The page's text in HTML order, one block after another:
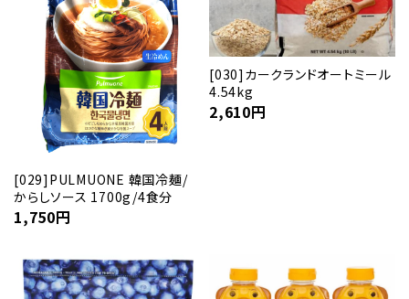
[029]PULMUONE 韓国冷麺/
からしソース 1700g/4食分
1,750円
[030]カークランドオートミール
4.54kg
2,610円